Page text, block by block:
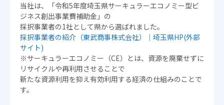
当社は、「令和5年度埼玉県サーキュラーエコノミー型ビ
ジネス創出事業費補助金」の
採択事業者の1社として県から選ばれました。
採択事業者の紹介（東武商事株式会社）｜埼玉県HP(外部
サイト)
※サーキュラーエコノミー（CE）とは、資源を廃棄せずに
リサイクルや再利用させることで
新たな資源利用を抑え有効利用する経済の仕組みのことで
す。